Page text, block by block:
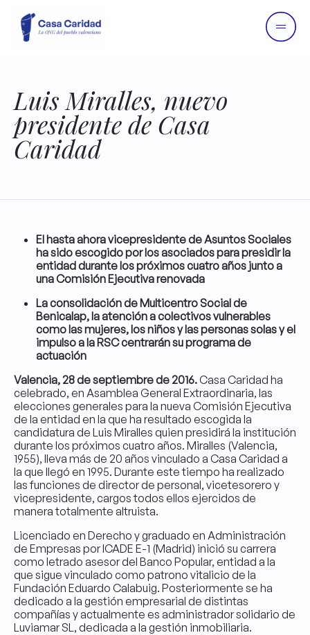
Luis Miralles, nuevo
presidente de Casa
Caridad
El hasta ahora vicepresidente de Asuntos Sociales
ha sido escogido por los asociados para presidir la
entidad durante los próximos cuatro años junto a
una Comisión Ejecutiva renovada
La consolidación de Multicentro Social de
Benicalap, la atención a colectivos vulnerables
como las mujeres, los niños y las personas solas y el
impulso a la RSC centrarán su programa de
actuación
Valencia, 28 de septiembre de 2016.Casa Caridad ha
celebrado, en Asamblea General Extraordinaria, las
elecciones generales para la nueva Comisión Ejecutiva
de la entidad en la que ha resultado escogida la
candidatura de Luis Miralles quien presidirá la institución
durante los próximos cuatro años. Miralles (Valencia,
1955), lleva más de 20 años vinculado a Casa Caridad a
la que llegó en 1995. Durante este tiempo ha realizado
las funciones de director de personal, vicetesorero y
vicepresidente, cargos todos ellos ejercidos de
manera totalmente altruista.
Licenciado en Derecho y graduado en Administración
de Empresas por ICADE E-1 (Madrid) inició su carrera
como letrado asesor del Banco Popular, entidad a la
que sigue vinculado como patrono vitalicio de la
Fundación Eduardo Calabuig. Posteriormente se ha
dedicado a la gestión empresarial de distintas
compañías y actualmente es administrador solidario de
Luviamar SL, dedicada a la gestión inmobiliaria.